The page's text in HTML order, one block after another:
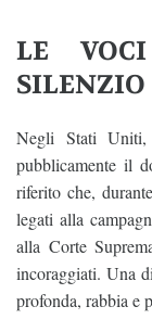
LE
SILENZIO
Negli Stati Uniti,
pubblicamente il
riferito che,
legati alla
alla Corte
incoraggiati. Una
profonda, rabbia e